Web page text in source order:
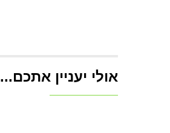
אולי יעניין אתכם...
ביקורות סרטים